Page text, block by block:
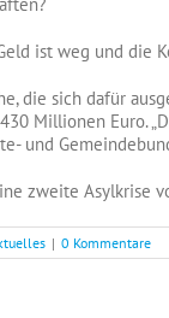
ist weg und
die sich dafür
Millionen Euro.
und
zweite Asylkrise
| 0 Kommentare